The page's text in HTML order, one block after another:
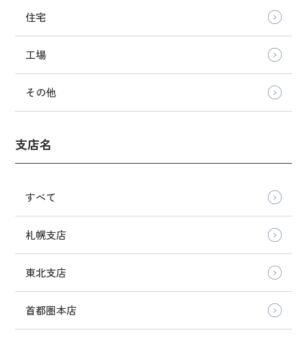
住宅
工場
その他
支店名
すべて
札幌支店
東北支店
首都圏本店